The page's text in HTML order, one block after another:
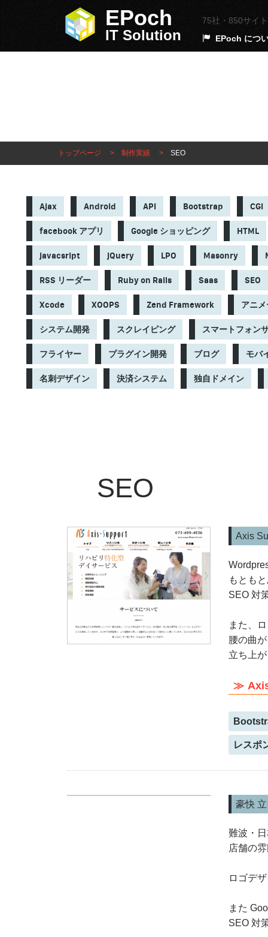
EPoch
IT Solution
75社・850サイ
EPoch につ
トップページ 制作実績 SEO
Ajax Android API Bootstrap CGI
facebook アプリ Google ショッピング HTML
javacsript jQuery LPO Masonry
RSS リーダー Ruby on Rails Saas SEO
Xcode XOOPS Zend Framework アニ
システム開発 スクレイピング スマートフォン
フライヤー プラグイン開発 ブログ モバ
名刺デザイン 決済システム 独自ドメイン
SEO
Axis
もとも
SEO 対
また、
腰の曲
立ち上
レスポ
豪快
難波・
店舗の
ロゴデ
また
SEO 対